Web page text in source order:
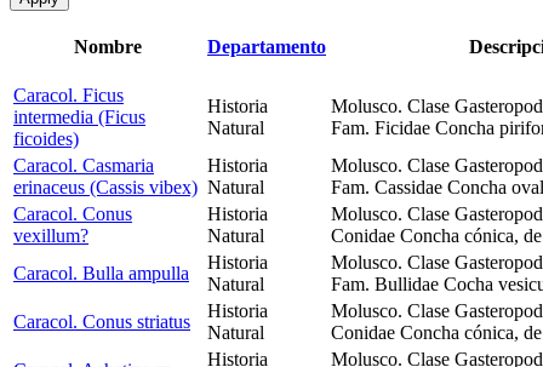
Nombre Departamento
Caracol. Ficus
intermedia (Ficus
ficoides)
Historia
Natural
Molusco. Clase
Fam. Ficidae Concha
Caracol. Casmaria
erinaceus (Cassis vibex)
Historia
Natural
Molusco. Clase
Fam. Cassidae Concha
Caracol. Conus
vexillum?
Historia
Natural
Molusco. Clase
Conidae Concha cónica,
Caracol. Bulla ampulla
Historia
Natural
Molusco. Clase
Fam. Bullidae Cocha
Caracol. Conus striatus
Historia
Natural
Molusco. Clase
Conidae Concha cónica,
Historia
Molusco. Clase